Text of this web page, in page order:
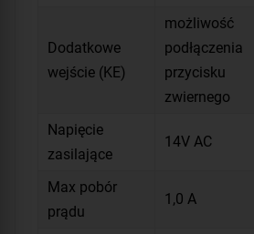
Dodatkowe
wejście (KE)
możliwość
podłączenia
przycisku
zwiernego
Napięcie
zasilające
14V AC
Max pobór
prądu
1,0 A